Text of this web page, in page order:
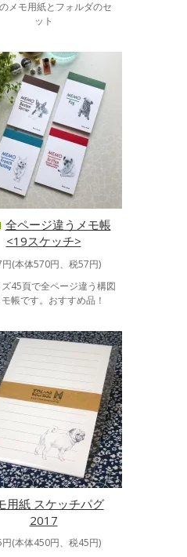
メモ用紙とフォルダのセ
ット
全ページ違うメモ帳
<19スケッチ>
円(本体570円、税57円)
45頁で全ページ違う構図
帳です。おすすめ品！
用紙 スケッチパグ
2017
円(本体450円、税45円)